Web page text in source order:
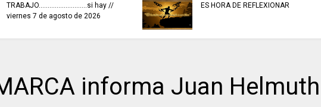
CONCURSO NACIONAL de
Escritura premió 40 autores de
ARTISTAS
Proyecto
informa Juan Helmuth